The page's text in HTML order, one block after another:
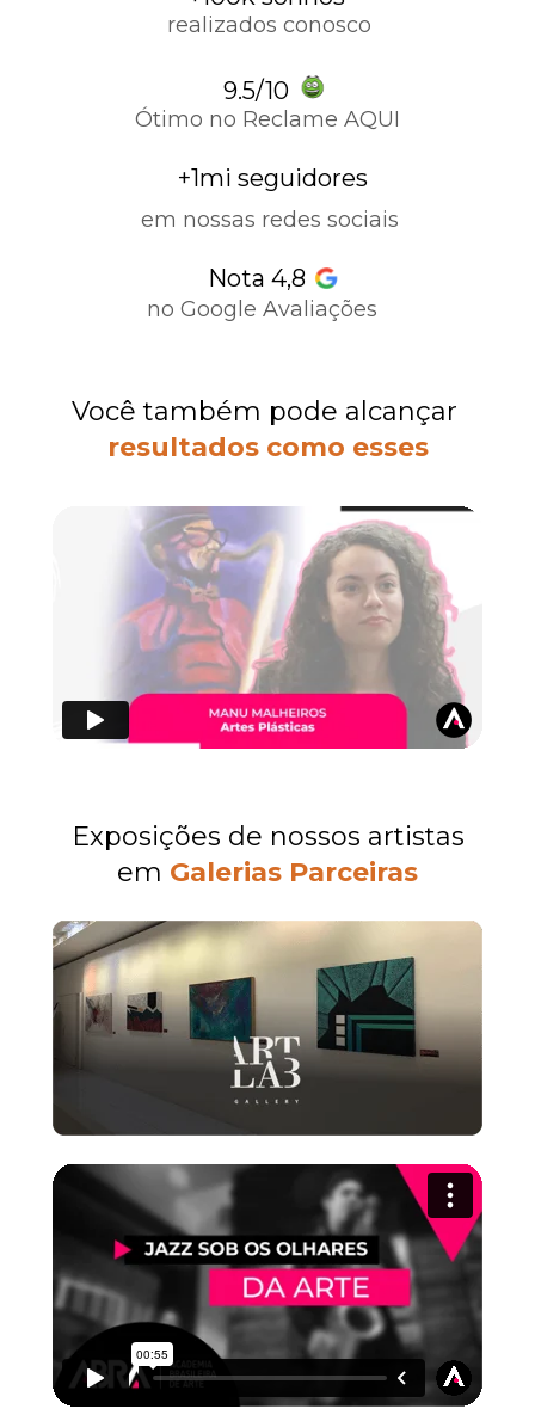
realizados conosco
9.5/10
Ótimo no Reclame AQUI
+1mi seguidores
em nossas redes sociais
Nota 4,8
no Google Avaliações
Exposições de nossos artistas
em Galerias Parceiras
resultados como esses